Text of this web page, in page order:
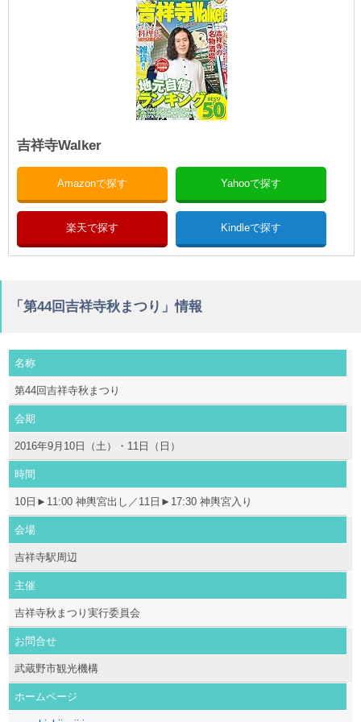
吉祥寺Walker
Amazonで探す Yahooで探す
楽天で探す Kindleで探す
「第44回吉祥寺秋まつり」情報
名称
第44回吉祥寺秋まつり
会期
2016年9月10日（土）・11日（日）
時間
10日►11:00 神輿宮出し／11日►17:30 神輿宮入り
会場
吉祥寺駅周辺
主催
吉祥寺秋まつり実行委員会
お問合せ
武蔵野市観光機構
ホームページ